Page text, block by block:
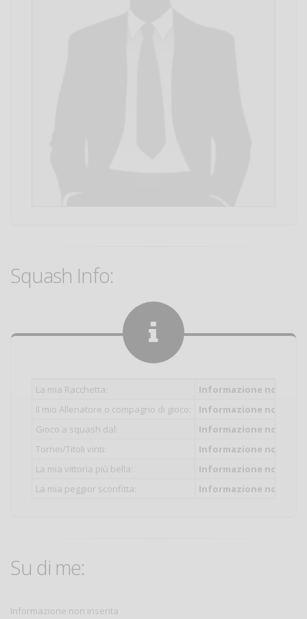
Squash Info:
La mia Racchetta:
Informazione non
Il mio Allenatore o compagno di gioco:
Informazione non
Gioco a squash dal:
Informazione non
Tornei/Titoli vinti:
Informazione non
La mia vittoria più bella:
Informazione non
La mia peggior sconfitta:
Informazione non
Su di me:
Informazione non inserita